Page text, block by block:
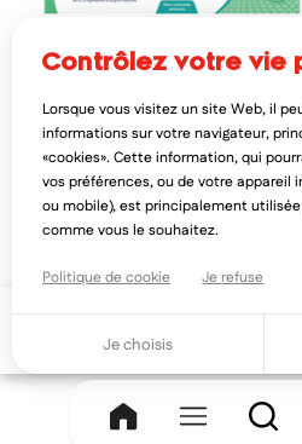
SENSODYNE
sensodyne pro-émail dentifrice
enfants 0-6 ans 50ml
4,06€
3,24€
AJOUTER AU PANIER
contrôlez votre vie
Lorsque vous visitez un site Web, il
informations sur votre navigateur,
«cookies». Cette information, qui
vos préférences, ou de votre
ou mobile), est principalement
comme vous le souhaitez.
Politique de cookie Je refuse
Je choisis